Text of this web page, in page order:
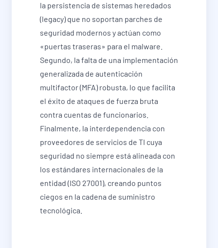
la persistencia de sistemas heredados
(legacy) que no soportan parches de
seguridad modernos y actúan como
«puertas traseras» para el malware.
Segundo, la falta de una implementación
generalizada de autenticación
multifactor (MFA) robusta, lo que facilita
el éxito de ataques de fuerza bruta
contra cuentas de funcionarios.
Finalmente, la interdependencia con
proveedores de servicios de TI cuya
seguridad no siempre está alineada con
los estándares internacionales de la
entidad (ISO 27001), creando puntos
ciegos en la cadena de suministro
tecnológica.